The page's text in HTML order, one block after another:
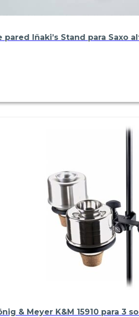
pared Iñaki’s Stand para Saxo
& Meyer K&M 15910 para 3